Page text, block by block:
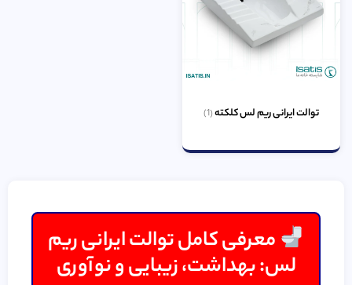
توالت ایرانی ریم لس کلکته(1)
معرفی کامل توالت ایرانی ریم
لس: بهداشت، زیبایی و نوآوری